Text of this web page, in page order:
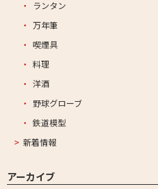
ランタン
万年筆
喫煙具
料理
洋酒
野球グローブ
鉄道模型
新着情報
アーカイブ